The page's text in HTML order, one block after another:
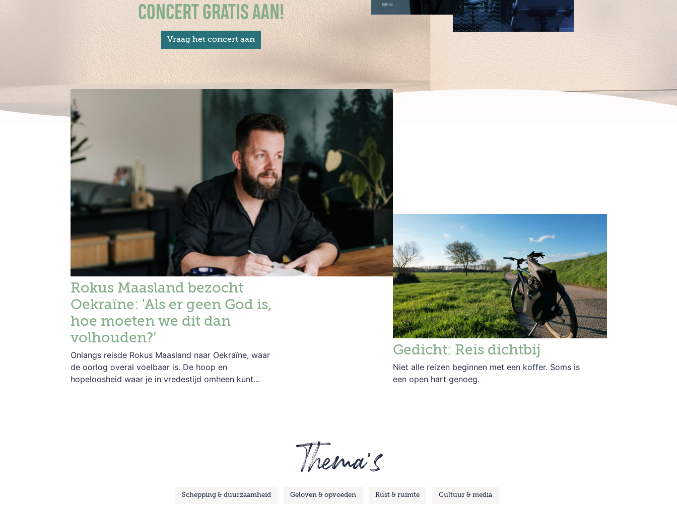
CONCERT GRATIS AAN!
Vraag het concert aan
Rokus Maasland bezocht
Oekraïne: 'Als er geen God is,
hoe moeten we dit dan
volhouden?’
Onlangs reisde Rokus Maasland naar Oekraïne, waar
de oorlog overal voelbaar is. De hoop en
hopeloosheid waar je in vredestijd omheen kunt
Gedicht: Reis dichtbij
Niet alle reizen beginnen met een koffer. Soms is
een open hart genoeg.
Thema's
Schepping & duurzaamheid Geloven & opvoeden Rust & ruimte Cultuur & media